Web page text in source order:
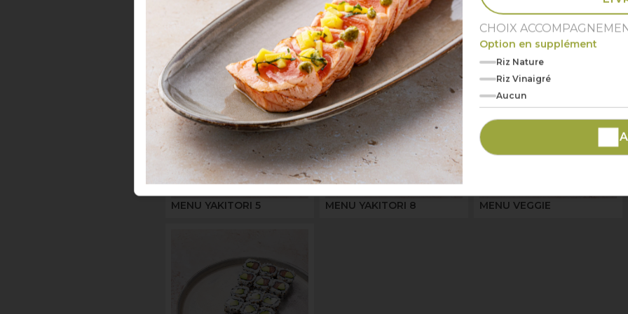
MENUS -Menus Classiques
MENU YAKITORI 5 MENU YAKITORI 8 MENU VEGGIE
CHOIX
Option en supplément
Riz Nature
Riz Vinaigré
Aucun